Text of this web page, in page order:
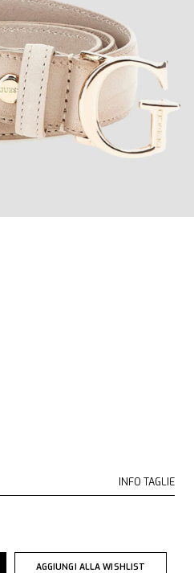
INFO TAGLIE
AGGIUNGI ALLA WISHLIST